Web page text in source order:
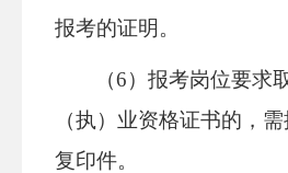
报考的证明。
（6）报考岗位要求
（执）业资格证书的，需
复印件。